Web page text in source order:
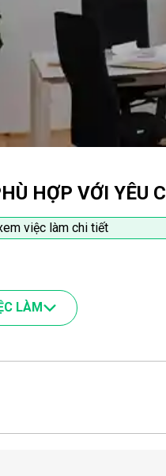
HỢP VỚI YÊU
việc làm chi tiết
LÀM